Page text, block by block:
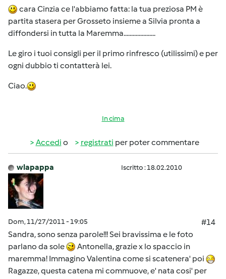
cara Cinzia ce l'abbiamo fatta: la tua preziosa PM è
partita stasera per Grosseto insieme a Silvia pronta a
diffondersi in tutta la Maremma.....................
Le giro i tuoi consigli per il primo rinfresco (utilissimi) e per
ogni dubbio ti contatterà lei.
Ciao.
In cima
Accedi o registrati per poter commentare
wlapappa Iscritto : 18.02.2010
Dom, 11/27/2011 - 19:05
#14
Sandra, sono senza parole!!! Sei bravissima e le foto
parlano da sole
Antonella, grazie x lo spaccio in
maremma! Immagino Valentina come si scatenera' poi
Ragazze, questa catena mi commuove, e' nata cosi' per